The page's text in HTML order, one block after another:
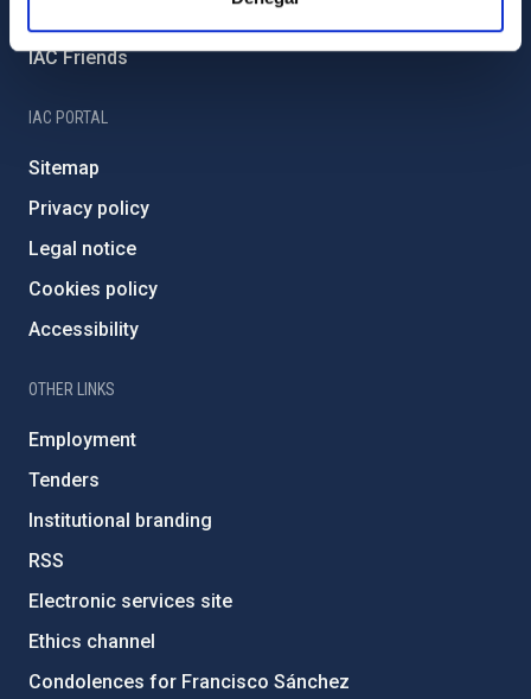
IAC Friends
IAC PORTAL
Sitemap
Privacy policy
Legal notice
Cookies policy
Accessibility
OTHER LINKS
Employment
Tenders
Institutional branding
RSS
Electronic services site
Ethics channel
Condolences for Francisco Sánchez